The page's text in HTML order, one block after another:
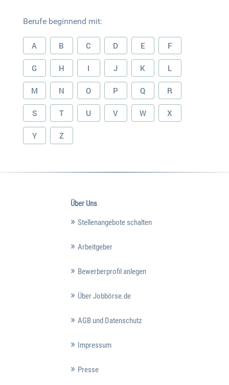
Berufe beginnend mit:
A B C D E F
G H I J K L
M N O P Q R
S T U V W X
Y Z
Über Uns
Stellenangebote schalten
Arbeitgeber
Bewerberprofil anlegen
Über Jobbörse.de
AGB und Datenschutz
Impressum
Presse